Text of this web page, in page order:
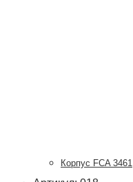
Корпус FCA 3461